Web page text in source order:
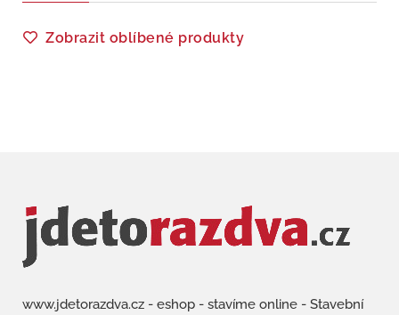
Zobrazit oblíbené produkty
www.jdetorazdva.cz - eshop - stavíme online - Stavební